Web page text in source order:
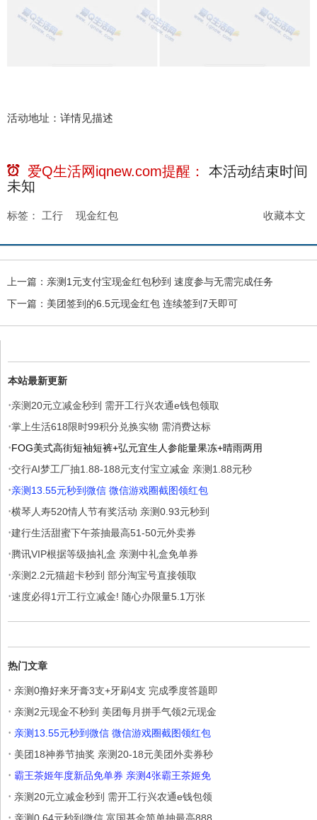
活动地址：详情见描述
爱Q生活网iqnew.com提醒：
本活动结束时间
未知
收藏本文
标签： 工行 现金红包
上一篇： 亲测1元支付宝现金红包秒到 速度参与无需完成任务
下一篇： 美团签到的6.5元现金红包 连续签到7天即可
本站最新更新
·亲测20元立减金秒到 需开工行兴农通e钱包领取
·掌上生活618限时99积分兑换实物 需消费达标
·FOG美式高街短袖短裤+弘元宜生人参能量果冻+晴雨两用
·交行AI梦工厂抽1.88-188元支付宝立减金 亲测1.88元秒
·亲测13.55元秒到微信 微信游戏圈截图领红包
·横琴人寿520情人节有奖活动 亲测0.93元秒到
·建行生活甜蜜下午茶抽最高51-50元外卖券
·腾讯VIP根据等级抽礼盒 亲测中礼盒免单券
·亲测2.2元猫超卡秒到 部分淘宝号直接领取
·速度必得1亓工行立减金! 随心办限量5.1万张
热门文章
· 亲测0撸好来牙膏3支+牙刷4支 完成季度答题即
· 亲测2元现金不秒到 美团每月拼手气领2元现金
· 亲测13.55元秒到微信 微信游戏圈截图领红包
· 美团18神券节抽奖 亲测20-18元美团外卖券秒
· 霸王茶姬年度新品免单券 亲测4张霸王茶姬免
· 亲测20元立减金秒到 需开工行兴农通e钱包领
· 亲测0.64元秒到微信 富国基金简单抽最高888